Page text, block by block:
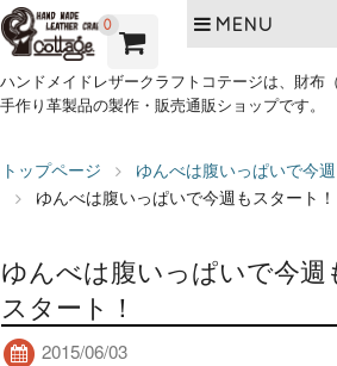
0 MENU
ハンドメイドレザークラフトコテージは、財布
手作り革製品の製作・販売通販ショップです。
トップページ ゆんべは腹いっぱいで今
ゆんべは腹いっぱいで今週もスタート！
ゆんべは腹いっぱいで今週
スタート！
2015/06/03